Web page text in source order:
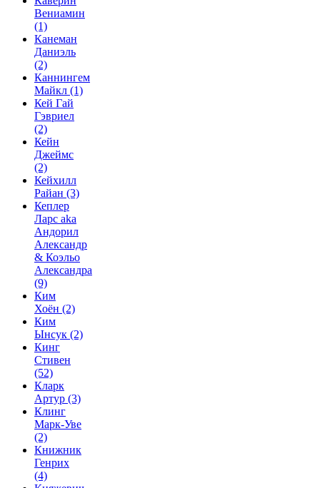
Вениамин
(1)
Канеман
Даниэль
(2)
Каннингем
Майкл (1)
Кей Гай
Гэвриел
(2)
Кейн
Джеймс
(2)
Кейхилл
Райан (3)
Кеплер
Ларс aka
Андорил
Александр
& Коэльо
Александра
(9)
Ким
Хоён (2)
Ким
Ынсук (2)
Кинг
Стивен
(52)
Кларк
Артур (3)
Клинг
Марк-Уве
(2)
Книжник
Генрих
(4)